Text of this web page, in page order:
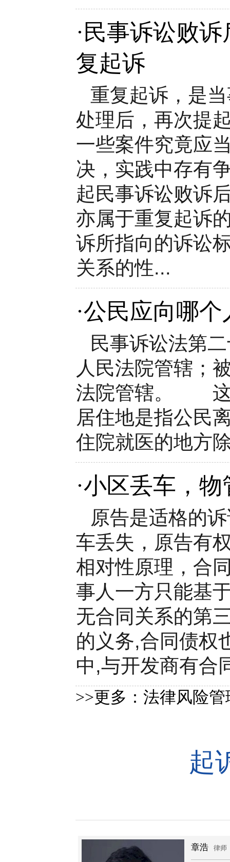
·民事诉讼败
复起诉
重复起诉，是
处理后，再次提
一些案件究竟应
决，实践中存有
起民事诉讼败诉
亦属于重复起诉
诉所指向的诉讼
关系的性...
·公民应向哪
民事诉讼法第
人民法院管辖；
法院管辖。 这
居住地是指公民
住院就医的地方
·小区丢车，
原告是适格的
车丢失，原告有
相对性原理，合
事人一方只能基
无合同关系的第
的义务,合同债权
中,与开发商有合
>>更多： 法律风险管
起
章浩 律师